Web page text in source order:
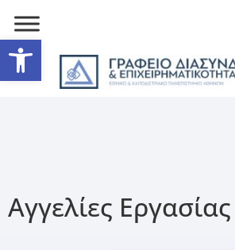
Ανοίξτε τη
Αγγελίες Εργασίας